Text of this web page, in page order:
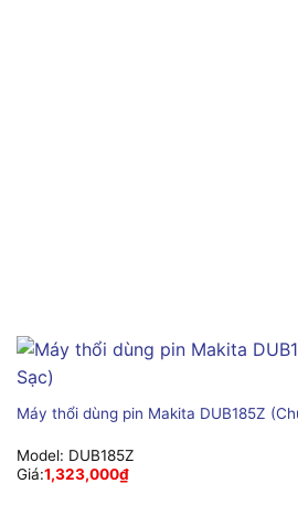
Máy thổi dùng pin Makita DUB185Z
Model: DUB185Z
Giá:1,323,000₫